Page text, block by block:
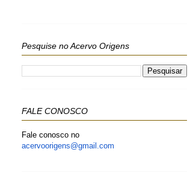
Pesquise no Acervo Origens
FALE CONOSCO
Fale conosco no
acervoorigens@gmail.com